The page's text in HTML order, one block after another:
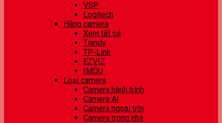
VSP
Logitech
Hãng camera
Xem tất cả
Tiandy
TP-Link
EZVIZ
IMOU
Loại camera
Camera hành trình
Camera AI
Camera ngoài trời
Camera trong nhà